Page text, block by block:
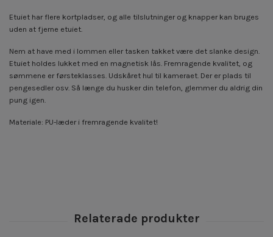
Etuiet har flere kortpladser, og alle tilslutninger og knapper kan bruges
uden at fjerne etuiet.
Nem at have med i lommen eller tasken takket være det slanke design.
Etuiet holdes lukket med en magnetisk lås. Fremragende kvalitet, og
sømmene er førsteklasses. Udskåret hul til kameraet. Der er plads til
pengesedler osv. Så længe du husker din telefon, glemmer du aldrig din
pung igen.
Materiale: PU-læder i fremragende kvalitet!